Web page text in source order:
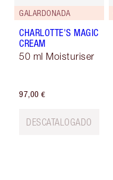
GALARDONADA
CHARLOTTE'S MAGIC
CREAM
50 ml Moisturiser
97,00 €
DESCATALOGADO